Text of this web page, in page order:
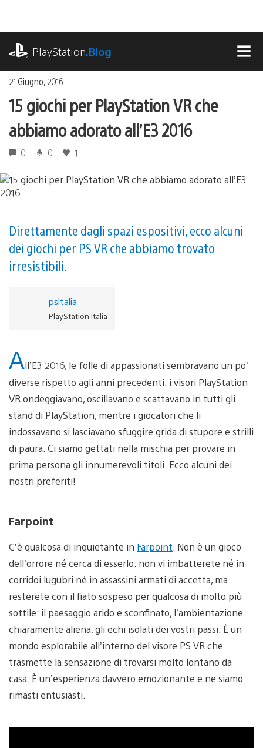
contenuto
PlayStation.Blog
21 Giugno, 2016
15 giochi per PlayStation VR che
abbiamo adorato all’E3 2016
0 0 1
Direttamente dagli spazi espositivi, ecco alcuni
dei giochi per PS VR che abbiamo trovato
irresistibili.
psitalia
PlayStation Italia
All’E3 2016, le folle di appassionati sembravano un po’
diverse rispetto agli anni precedenti: i visori PlayStation
VR ondeggiavano, oscillavano e scattavano in tutti gli
stand di PlayStation, mentre i giocatori che li
indossavano si lasciavano sfuggire grida di stupore e strilli
di paura. Ci siamo gettati nella mischia per provare in
prima persona gli innumerevoli titoli. Ecco alcuni dei
nostri preferiti!
Farpoint
C’è qualcosa di inquietante in Farpoint. Non è un gioco
dell’orrore né cerca di esserlo: non vi imbatterete né in
corridoi lugubri né in assassini armati di accetta, ma
resterete con il fiato sospeso per qualcosa di molto più
sottile: il paesaggio arido e sconfinato, l’ambientazione
chiaramente aliena, gli echi isolati dei vostri passi. È un
mondo esplorabile all’interno del visore PS VR che
trasmette la sensazione di trovarsi molto lontano da
casa. È un’esperienza davvero emozionante e ne siamo
rimasti entusiasti.